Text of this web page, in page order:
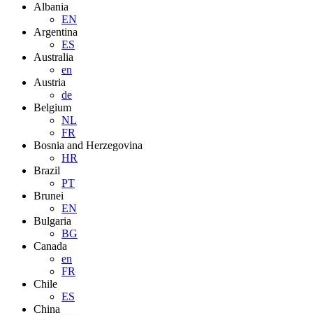
Albania
EN
Argentina
ES
Australia
en
Austria
de
Belgium
NL
FR
Bosnia and Herzegovina
HR
Brazil
PT
Brunei
EN
Bulgaria
BG
Canada
en
FR
Chile
ES
China